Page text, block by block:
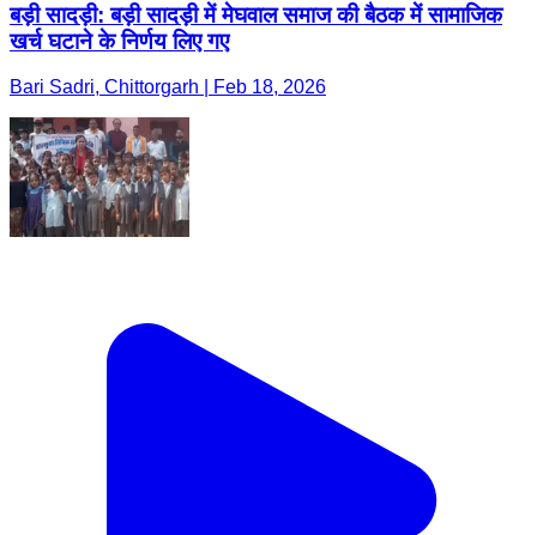
बड़ी सादड़ी: बड़ी सादड़ी में मेघवाल समाज की बैठक में सामाजिक
खर्च घटाने के निर्णय लिए गए
Bari Sadri, Chittorgarh | Feb 18, 2026